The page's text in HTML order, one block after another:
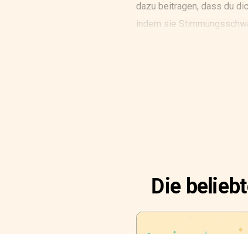
dazu beitragen, dass du
indem sie
Wohlbefinden verbessert,
Die